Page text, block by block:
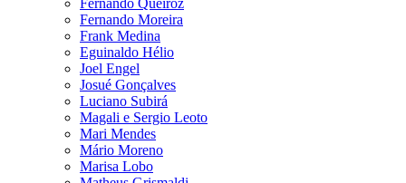
Fernando Queiróz
Fernando Moreira
Frank Medina
Eguinaldo Hélio
Joel Engel
Josué Gonçalves
Luciano Subirá
Magali e Sergio Leoto
Mari Mendes
Mário Moreno
Marisa Lobo